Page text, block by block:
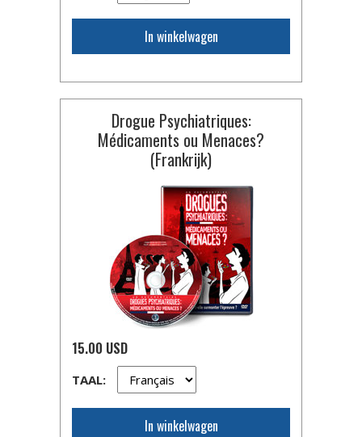
In winkelwagen
Drogue Psychiatriques:
Médicaments ou Menaces?
(Frankrijk)
15.00 USD
TAAL:
In winkelwagen